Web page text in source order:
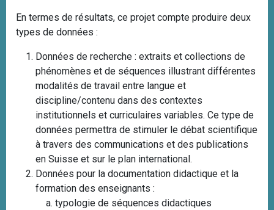
En termes de résultats, ce projet compte produire deux
types de données :
Données de recherche : extraits et collections de
phénomènes et de séquences illustrant différentes
modalités de travail entre langue et
discipline/contenu dans des contextes
institutionnels et curriculaires variables. Ce type de
données permettra de stimuler le débat scientifique
à travers des communications et des publications
en Suisse et sur le plan international.
Données pour la documentation didactique et la
formation des enseignants :
typologie de séquences didactiques